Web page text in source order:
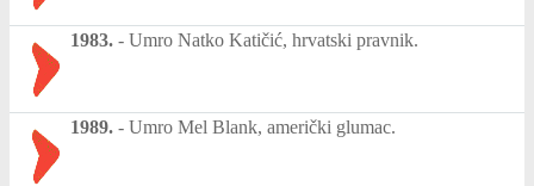
1983. - Umro Natko Katičić, hrvatski pravnik.
1989. - Umro Mel Blank, američki glumac.